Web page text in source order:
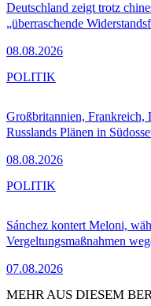
Deutschland zeigt trotz
„überraschende
08.08.2026
Großbritannien, Frankreich,
Russlands Plänen in
08.08.2026
POLITIK
Sánchez kontert Meloni,
Vergeltungsmaßnahmen
07.08.2026
POLITIK
MEHR AUS DIESEM